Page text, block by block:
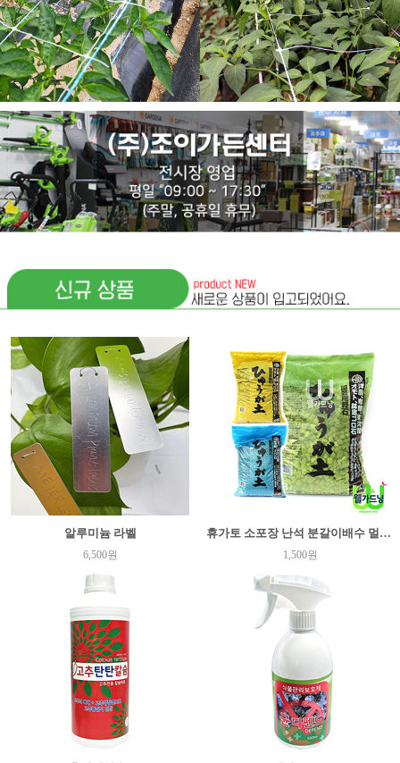
알루미늄 라벨
6,500원
휴가토 소포장 난석 분갈이배수 멀칭 어항여과제
1,500원